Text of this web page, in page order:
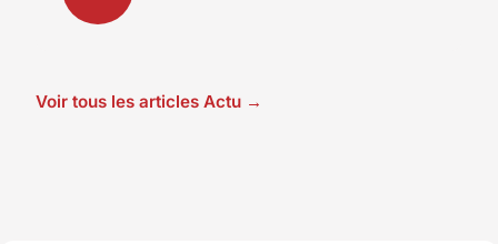
Voir tous les articles Actu →